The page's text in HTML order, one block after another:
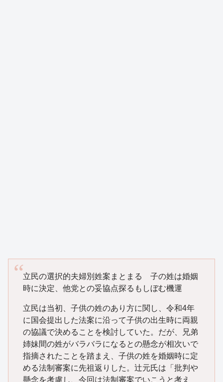
立民の選択的夫婦別姓案まとまる 子の姓は婚姻
時に決定、他党との妥協点探るもしぼむ機運
立民は当初、子供の姓のあり方に関し、令和4年
に国会提出した法案に沿って子供の出生時に両親
の協議で決めることを検討していた。だが、兄弟
姉妹間の姓がバラバラになるとの懸念が相次いで
指摘されたことを踏まえ、子供の姓を婚姻時に定
める法制審案に先祖返りした。辻元氏は「批判や
懸念を考慮し、今回は法制審案でいこうと考え